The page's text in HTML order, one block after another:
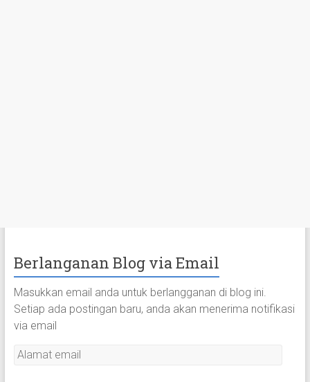
Berlanganan Blog via Email
Masukkan email anda untuk berlangganan di blog ini.
Setiap ada postingan baru, anda akan menerima notifikasi
via email
A